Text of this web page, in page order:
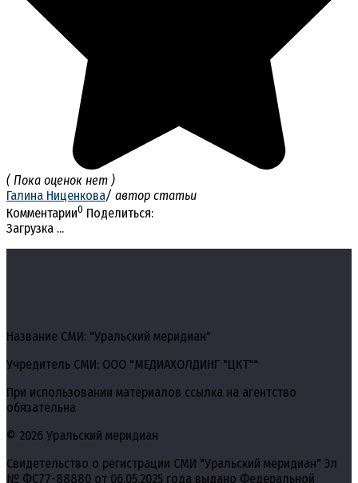
( Пока оценок нет )
Галина Ниценкова/ автор статьи
Комментарии0 Поделиться:
Загрузка ...
Название СМИ: "Уральский меридиан"
Учредитель СМИ: ООО "МЕДИАХОЛДИНГ "ЦКТ""
При использовании материалов ссылка на агентство
обязательна
© 2026 Уральский меридиан
Свидетельство о регистрации СМИ "Уральский меридиан" Эл
№ ФС77-88880 от 06.05.2025 года выдано Федеральной